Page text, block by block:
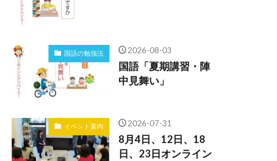
国語の勉強法 2026-08-03
国語「夏期講習・陣
中見舞い」
イベント案内 2026-07-31
8月4日、12日、18
日、23日オンライン